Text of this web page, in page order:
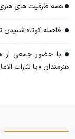
همه ظرفیت های هنری
فاصله کوتاه شنیدن
با حضور جمعی از
هنرمندان «یا لثارات